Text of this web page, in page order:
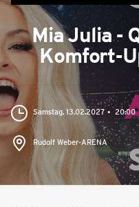
Mia Julia -
Komfort-
Samstag, 13.02.2027 20:00
Rudolf Weber-ARENA